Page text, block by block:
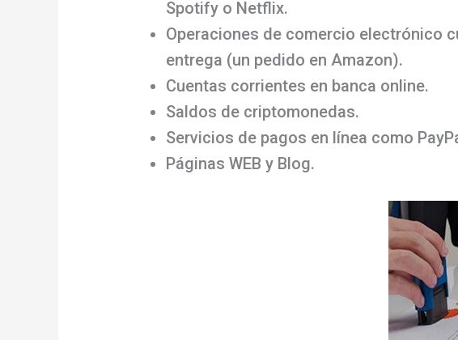
Spotify o Netflix.
Operaciones de comercio electrónico
entrega (un pedido en Amazon).
Cuentas corrientes en banca online.
Saldos de criptomonedas.
Servicios de pagos en línea como
Páginas WEB y Blog.